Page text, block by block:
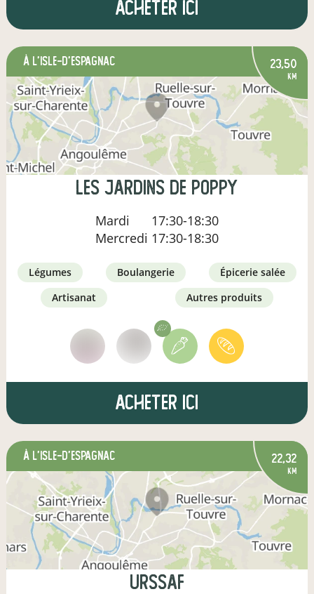
Acheter ici
à L'Isle-d'Espagnac 23,50
km
Les Jardins de Poppy
Mardi
17:30-18:30
Mercredi 17:30-18:30
légumes boulangerie
épicerie salée
artisanat
autres produits
Acheter ici
à L'Isle-d'Espagnac 22,32
km
URSSAF